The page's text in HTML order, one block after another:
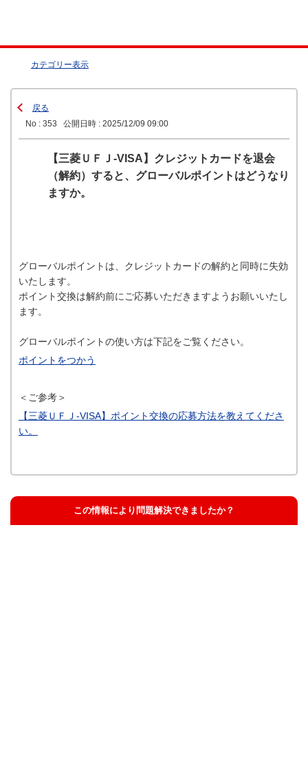
カテゴリー表示
戻る
No : 353
公開日時 : 2025/12/09 09:00
【三菱ＵＦＪ-VISA】クレジットカードを退会
（解約）すると、グローバルポイントはどうなり
ますか。
グローバルポイントは、クレジットカードの解約と同時に失効
いたします。
ポイント交換は解約前にご応募いただきますようお願いいたし
ます。
グローバルポイントの使い方は下記をご覧ください。
ポイントをつかう
＜ご参考＞
【三菱ＵＦＪ-VISA】ポイント交換の応募方法を教えてくださ
い。
この情報により問題解決できましたか？